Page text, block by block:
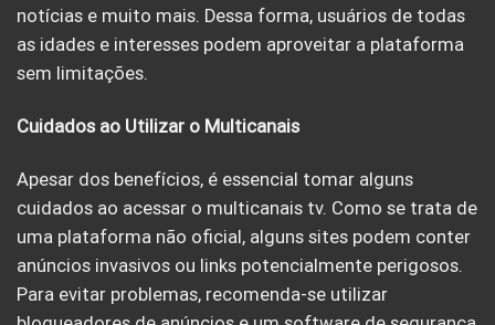
notícias e muito mais. Dessa forma, usuários de todas
as idades e interesses podem aproveitar a plataforma
sem limitações.
Cuidados ao Utilizar o Multicanais
Apesar dos benefícios, é essencial tomar alguns
cuidados ao acessar o multicanais tv. Como se trata de
uma plataforma não oficial, alguns sites podem conter
anúncios invasivos ou links potencialmente perigosos.
Para evitar problemas, recomenda-se utilizar